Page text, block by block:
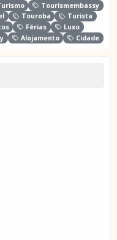
Tourismembassy
Touroba
Turista
Férias
Luxo
Alojamento Cidade